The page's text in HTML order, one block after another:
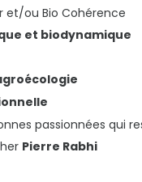
et/ou Bio Cohérence
et biodynamique
passionnées qui
Pierre Rabhi